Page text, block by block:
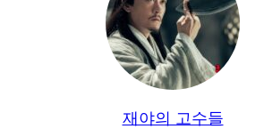
재야의 고수들